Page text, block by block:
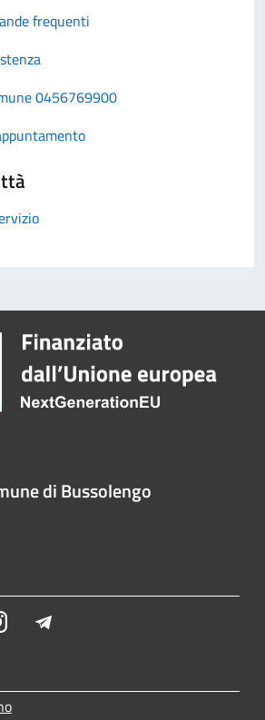
frequenti
0456769900
di Bussolengo
Instagram